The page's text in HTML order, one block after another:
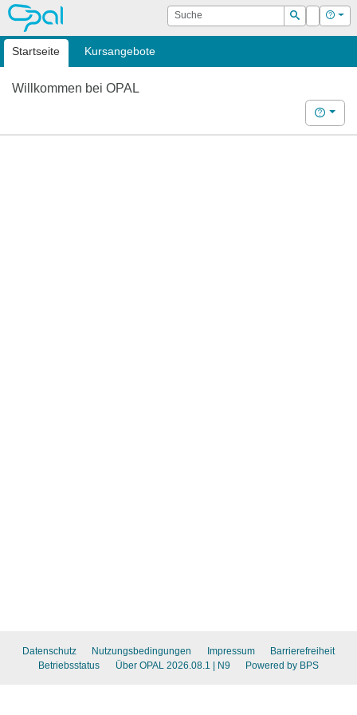
OPAL Suche
Suchen
Login Hilfe
Startseite Kursangebote
Willkommen bei OPAL
Hilfe
Datenschutz Nutzungsbedingungen Impressum
Barrierefreiheit
Betriebsstatus
Über OPAL 2026.08.1 | N9 Powered by BPS